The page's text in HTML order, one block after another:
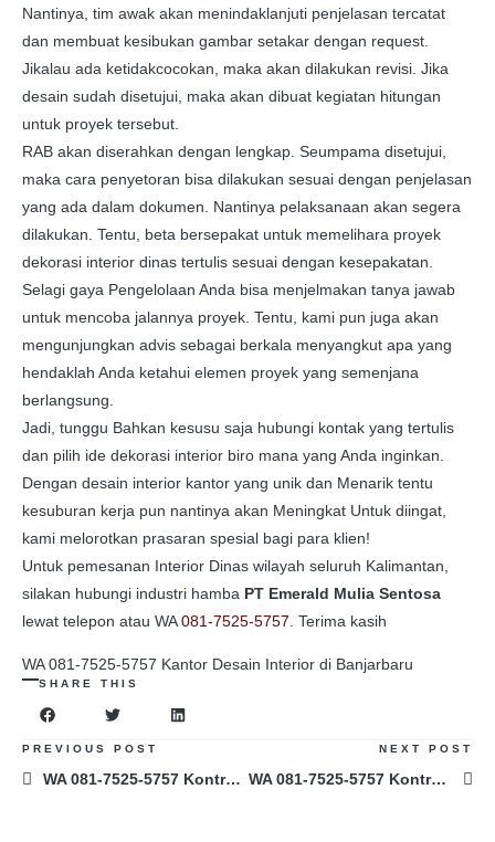
Nantinya, tim awak akan menindaklanjuti penjelasan tercatat
dan membuat kesibukan gambar setakar dengan request.
Jikalau ada ketidakcocokan, maka akan dilakukan revisi. Jika
desain sudah disetujui, maka akan dibuat kegiatan hitungan
untuk proyek tersebut.
RAB akan diserahkan dengan lengkap. Seumpama disetujui,
maka cara penyetoran bisa dilakukan sesuai dengan penjelasan
yang ada dalam dokumen. Nantinya pelaksanaan akan segera
dilakukan. Tentu, beta bersepakat untuk memelihara proyek
dekorasi interior dinas tertulis sesuai dengan kesepakatan.
Selagi gaya Pengelolaan Anda bisa menjelmakan tanya jawab
untuk mencoba jalannya proyek. Tentu, kami pun juga akan
mengunjungkan advis sebagai berkala menyangkut apa yang
hendaklah Anda ketahui elemen proyek yang semenjana
berlangsung.
Jadi, tunggu Bahkan kesusu saja hubungi kontak yang tertulis
dan pilih ide dekorasi interior biro mana yang Anda inginkan.
Dengan desain interior kantor yang unik dan Menarik tentu
kesuburan kerja pun nantinya akan Meningkat Untuk diingat,
kami melorotkan prasaran spesial bagi para klien!
Untuk pemesanan Interior Dinas wilayah seluruh Kalimantan,
silakan hubungi industri hamba PT Emerald Mulia Sentosa
lewat telepon atau WA081-7525-5757 . Terima kasih
WA 081-7525-5757 Kantor Desain Interior di Banjarbaru
SHARE THIS
PREVIOUS POST
WA 081-7525-5757 Kontraktor Desain Interior Laboratorium di Palangkaraya
NEXT POST
WA 081-7525-5757 Kontraktor Desain Interior Office di Jakarta